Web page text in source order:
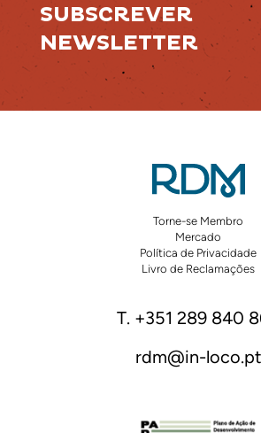
SUBSCREVER
NEWSLETTER
Torne-se Membro
Mercado
Política de Privacidade
Livro de Reclamações
T. +351 289 840
rdm@in-loco.pt